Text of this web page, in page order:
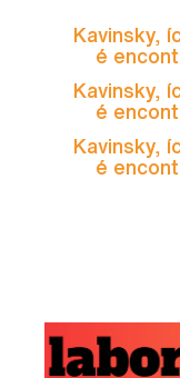
Kavinsky,
é
Kavinsky,
é
Kavinsky,
é